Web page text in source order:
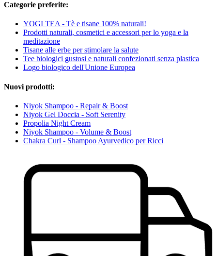
Categorie preferite:
YOGI TEA - Tè e tisane 100% naturali!
Prodotti naturali, cosmetici e accessori per lo yoga e la
meditazione
Tisane alle erbe per stimolare la salute
Tee biologici gustosi e naturali confezionati senza plastica
Logo biologico dell'Unione Europea
Nuovi prodotti:
Niyok Shampoo - Repair & Boost
Niyok Gel Doccia - Soft Serenity
Propolia Night Cream
Niyok Shampoo - Volume & Boost
Chakra Curl - Shampoo Ayurvedico per Ricci